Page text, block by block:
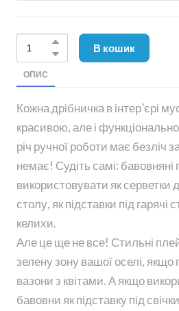
В кошик
ОПИС
Кожна дрібничка в інтер’єрі
красивою, але і
річ ручної роботи має безліч
немає! Судіть самі:
використовувати як серветки
столу, як підставки під
келихи.
Але це ще не все! Стильні
зелену зону вашої оселі, якщо
вазони з квітами. А якщо
бавовни як підставку під